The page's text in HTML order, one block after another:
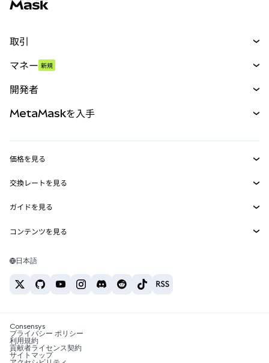
取引
パーペチュアル
RWA
マネー 新規
開発者
MetaMask Connect
Snaps
Web3サービス
MetaMaskを入手
セキュリティ
サポート
キャリア
お問い合わせ
価格を見る
イーサリアムの価格
Solanaの価格
Tetherの価格
交換レートを見る
ETH→USD
USDT→INR
BTC→INR
ETH→USDT
ガイドを見る
ETHの購入
USDTの購入
SHIBの購入
BNBの購入
コンテンツを見る
Solanaウォレット
税制関連ニュース
暗号資産の購入方法は？
日本語
Consensys
プライバシー ポリシー
利用規約
貢献者ライセンス契約
サイトマップ